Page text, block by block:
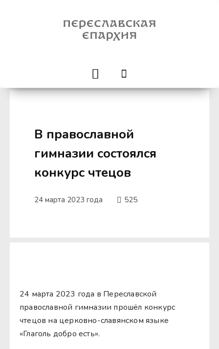
В православной
гимназии состоялся
конкурс чтецов
24 марта 2023 года 525
24 марта 2023 года в Переславской
православной гимназии прошёл конкурс
чтецов на церковно-славянском языке
«Глаголь добро есть».